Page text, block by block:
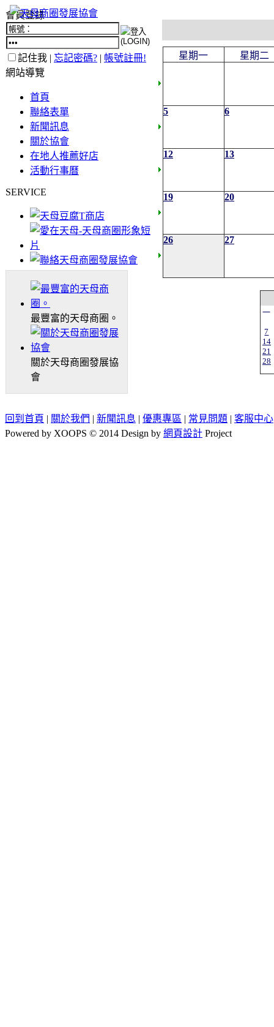
會員登錄
記住我 | 忘記密碼? | 帳號註冊!
網站導覽
首頁
聯絡表單
新聞訊息
關於協會
在地人推薦好店
活動行事曆
SERVICE
最豐富的天母商圈。
關於天母商圈發展協
會
星期一 星期二
5 6
12 13
19 20
26 27
一
7
14
21
28
回到首頁 | 關於我們 | 新聞訊息 | 優惠專區 | 常見問題 | 客服中心
Powered by XOOPS © 2014 Design by 網頁設計 Project